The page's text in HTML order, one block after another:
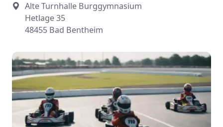
Alte Turnhalle Burggymnasium
Hetlage 35
48455 Bad Bentheim